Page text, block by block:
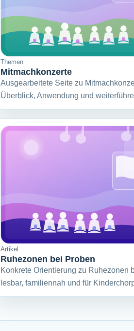
Themen
Mitmachkonzerte
Ausgearbeitete Seite zu
Überblick, Anwendung und
Artikel
Ruhezonen bei Proben
Konkrete Orientierung zu Ruhezonen
lesbar, familiennah und für